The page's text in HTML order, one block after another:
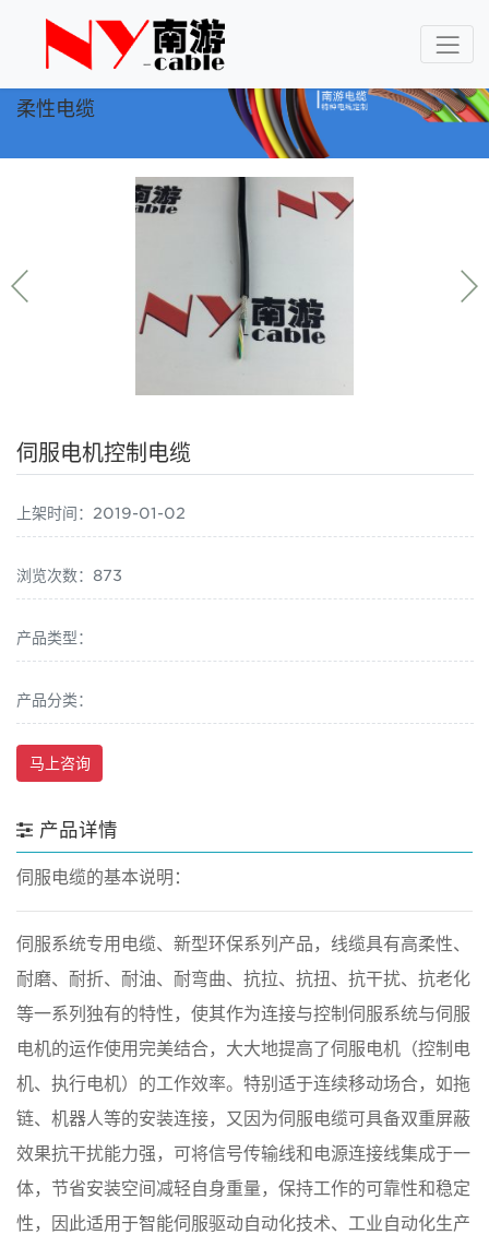
柔性电缆
伺服电机控制电缆
上架时间：2019-01-02
浏览次数：873
产品类型：
产品分类：
马上咨询
产品详情
伺服电缆的基本说明：
伺服系统专用电缆、新型环保系列产品，线缆具有高柔性、
耐磨、耐折、耐油、耐弯曲、抗拉、抗扭、抗干扰、抗老化
等一系列独有的特性，使其作为连接与控制伺服系统与伺服
电机的运作使用完美结合，大大地提高了伺服电机（控制电
机、执行电机）的工作效率。特别适于连续移动场合，如拖
链、机器人等的安装连接，又因为伺服电缆可具备双重屏蔽
效果抗干扰能力强，可将信号传输线和电源连接线集成于一
体，节省安装空间减轻自身重量，保持工作的可靠性和稳定
性，因此适用于智能伺服驱动自动化技术、工业自动化生产